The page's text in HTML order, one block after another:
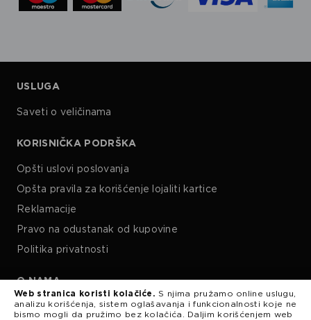
USLUGA
Saveti o veličinama
KORISNIČKA PODRŠKA
Opšti uslovi poslovanja
Opšta pravila za korišćenje lojaliti kartice
Reklamacije
Pravo na odustanak od kupovine
Politika privatnosti
O NAMA
Kariera
Web stranica koristi kolačiće. S njima pružamo online uslugu,
analizu korišćenja, sistem oglašavanja i funkcionalnosti koje ne
bismo mogli da pružimo bez kolačića. Daljim korišćenjem web